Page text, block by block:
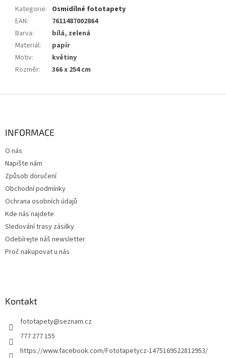
Kategorie: Osmidílné fototapety
EAN:
7611487002864
Barva:
bílá, zelená
Materiál:
papír
Motiv:
květiny
Rozměr: 366 x 254 cm
INFORMACE
O nás
Napište nám
Způsob doručení
Obchodní podmínky
Ochrana osobních údajů
Kde nás najdete
Sledování trasy zásilky
Odebírejte náš newsletter
Proč nakupovat u nás
Kontakt
fototapety@seznam.cz
777 277 155
https://www.facebook.com/Fototapetycz-1475169522812953/